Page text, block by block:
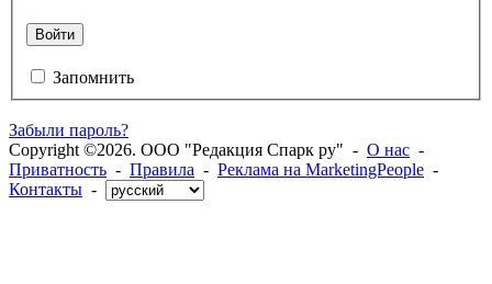
Войти
Запомнить
Забыли пароль?
Copyright ©2026. ООО "Редакция Спарк ру" - О нас -
Приватность - Правила - Реклама на MarketingPeople -
Контакты -